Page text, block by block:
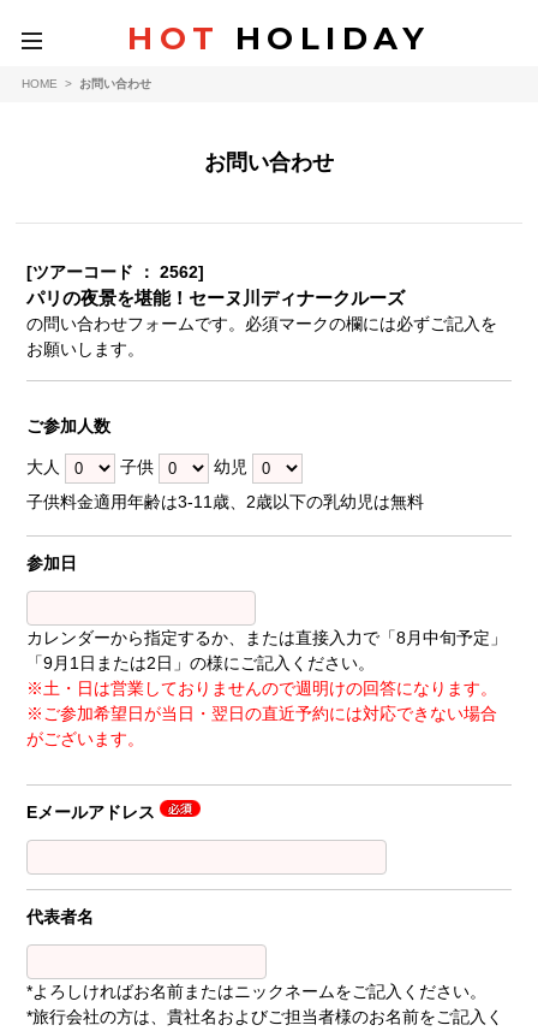
toggle
navigation
HOT HOLIDAY
HOME > お問い合わせ
お問い合わせ
[ツアーコード ： 2562]
パリの夜景を堪能！セーヌ川ディナークルーズ
の問い合わせフォームです。必須マークの欄には必ずご記入を
お願いします。
ご参加人数
大人 子供
幼児
子供料金適用年齢は3-11歳、2歳以下の乳幼児は無料
参加日
カレンダーから指定するか、または直接入力で「8月中旬予定」
「9月1日または2日」の様にご記入ください。
※土・日は営業しておりませんので週明けの回答になります。
※ご参加希望日が当日・翌日の直近予約には対応できない場合
がございます。
Eメールアドレス
代表者名
*よろしければお名前またはニックネームをご記入ください。
*旅行会社の方は、貴社名およびご担当者様のお名前をご記入く